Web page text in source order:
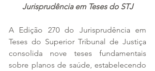
Jurisprudência em Teses do STJ
A Edição 270 do Jurisprudência em
Teses do Superior Tribunal de Justiça
consolida nove teses fundamentais
sobre planos de saúde, estabelecendo